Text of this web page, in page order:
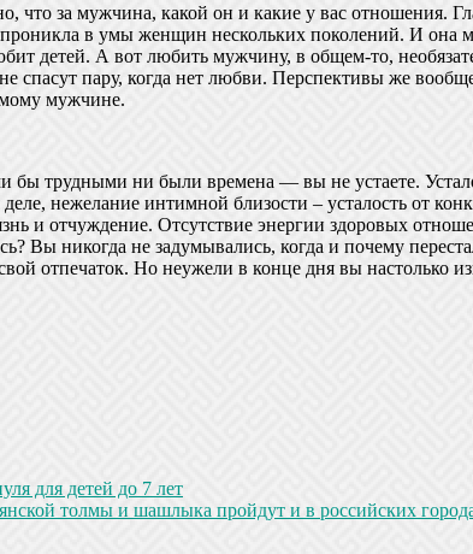
за мужчина, какой он и какие у вас отношения.
в умы женщин нескольких поколений. И она
детей. А вот любить мужчину, в общем-то,
спасут пару, когда нет любви. Перспективы же
мужчине.
бы трудными ни были времена — вы не устаете.
нежелание интимной близости – усталость от
и отчуждение. Отсутствие энергии здоровых
Вы никогда не задумывались, когда и почему
отпечаток. Но неужели в конце дня вы
для детей до 7 лет
толмы и шашлыка пройдут и в российских